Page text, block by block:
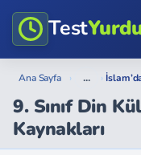
Test
Ana Sayfa › ... ›
9. Sınıf Din
Kaynakları